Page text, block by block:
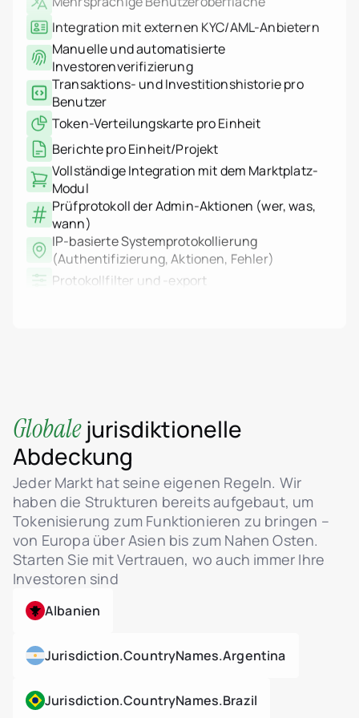
Investorenverifizierung
Transaktions- und Investitionshistorie pro
Benutzer
Token-Verteilungskarte pro Einheit
Berichte pro Einheit/Projekt
Modul
Prüfprotokoll der Admin-Aktionen (wer, was,
wann)
IP-basierte Systemprotokollierung
(Authentifizierung, Aktionen, Fehler)
Protokollfilter und -export
Multisig-Transaktionsunterstützung
Verkäufe, Token)
Vom Admin ausgelöste Token-Transfers
Sicheres Ticketsystem mit Hilfecenter
Admin-Chat-Schnittstelle für Tickets mit
Investoren
Ticket-Statusverwaltung: In Prüfung / Gelöst
Dateianhänge im Benutzer-Admin-Dialog
Tokenisierung von Immobilien-
ERC-3643 (Security Token)
MiCA-konforme Smart-Contract-Logik
Admin-Dashboard für Einheiten- und
Globalejurisdiktionelle
Abdeckung
Jeder Markt hat seine eigenen Regeln. Wir
haben die Strukturen bereits aufgebaut, um
Tokenisierung zum Funktionieren zu bringen –
von Europa über Asien bis zum Nahen Osten.
Starten Sie mit Vertrauen, wo auch immer Ihre
Investoren sind
Albanien
Jurisdiction.countryNames.argentina
Jurisdiction.countryNames.brazil
Spanien
Schweiz
Thailand
Vereinigte Arabische
Weltweit
Anwendungsfälle
Tokenizer.Estate
Über uns
Preise
Kontakt